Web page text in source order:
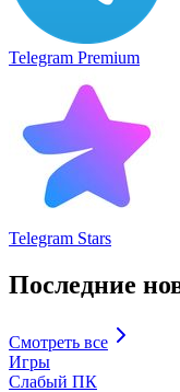
Telegram Premium
Telegram Stars
Последние
Смотреть все
Игры
Слабый ПК